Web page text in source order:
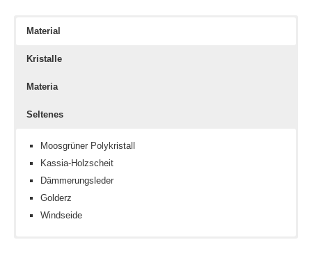
Material
Kristalle
Materia
Seltenes
Moosgrüner Polykristall
Kassia-Holzscheit
Dämmerungsleder
Golderz
Windseide